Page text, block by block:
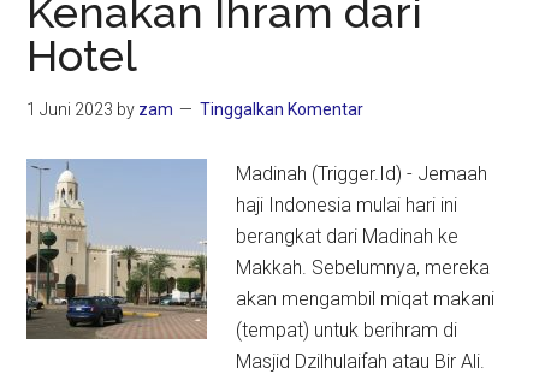
Kenakan Ihram dari
Hotel
1 Juni 2023 by zam Tinggalkan Komentar
Madinah (Trigger.Id) - Jemaah
haji Indonesia mulai hari ini
berangkat dari Madinah ke
Makkah. Sebelumnya, mereka
akan mengambil miqat makani
(tempat) untuk berihram di
Masjid Dzilhulaifah atau Bir Ali.